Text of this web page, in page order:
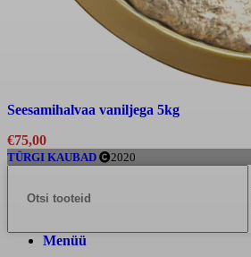
Seesamihalvaa vaniljega 5kg
€75,00
TÜRGI KAUBAD 2020
Menüü